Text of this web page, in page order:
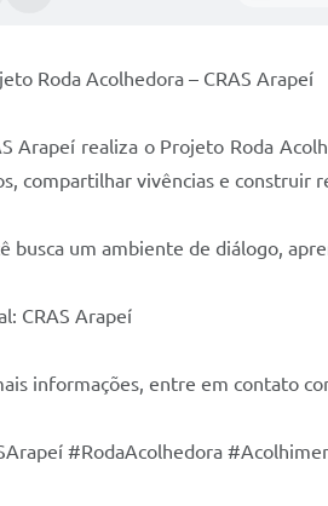
Roda Acolhedora – CRAS Arapeí
Arapeí realiza o Projeto Roda
compartilhar vivências e construir
busca um ambiente de diálogo,
CRAS Arapeí
informações, entre em contato
#RodaAcolhedora